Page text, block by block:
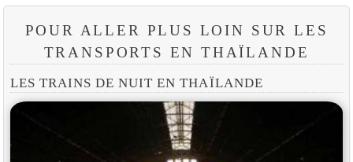
POUR ALLER PLUS LOIN SUR LES
TRANSPORTS EN THAÏLANDE
LES TRAINS DE NUIT EN THAÏLANDE